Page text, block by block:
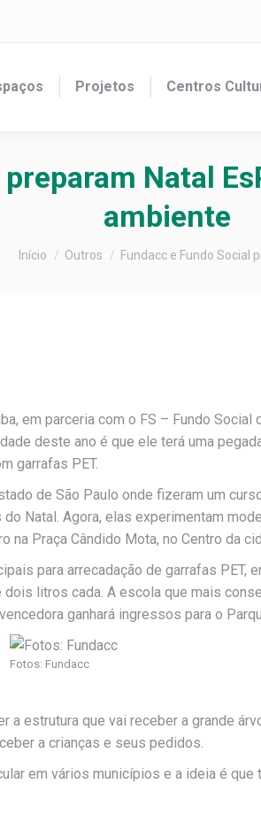
Projetos Centros
Natal
ambiente
Você está aqui:
Início Outros Fundacc e Fundo Social
em parceria com o FS – Fundo Social
deste ano é que ele terá uma
garrafas PET.
de São Paulo onde fizeram um
Natal. Agora, elas experimentam
na Praça Cândido Mota, no Centro da
para arrecadação de garrafas PET,
litros cada. A escola que mais
ganhará ingressos para o
Fotos: Fundacc
estrutura que vai receber a grande
a crianças e seus pedidos.
em vários municípios e a ideia é que